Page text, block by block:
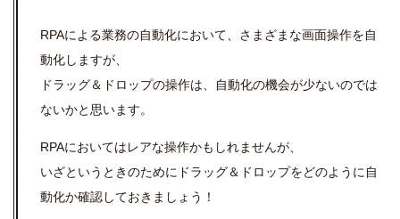
RPAによる業務の自動化において、さまざまな画面操作を自
動化しますが、
ドラッグ＆ドロップの操作は、自動化の機会が少ないのでは
ないかと思います。
RPAにおいてはレアな操作かもしれませんが、
いざというときのためにドラッグ＆ドロップをどのように自
動化か確認しておきましょう！